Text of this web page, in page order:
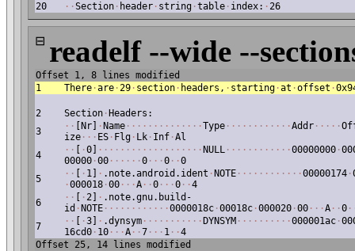
20
· ·Section · header · string ·table · index: ·26
⊟ readelf --wide --
Offset 1, 8 lines modified
1
There ·are ·29 · section · headers, · starting ·at ·offset ·
2 Section · Headers:
3
· · [Nr] · Name · · · · · · · · · · · · · ·Type · · · · · · · · · · · ·Addr · · · · ·
ize · · · ES · Flg · Lk · Inf ·Al
4
· · ·0] · · · · · · · · · · · · · · · · · · · NULL · · · · · · · · · · · ·00000000 ·
00000 ·00 · · · · · ·0 · · ·0 · ·0
5
· · · 1] · .note.android.ident · NOTE · · · · · · · · · · · ·00000174 ·
·000018 ·00 · · ·A · ·0 · · ·0 · ·4
6
· · ·2] · .note.gnu.build-
id · NOTE · · · · · · · · · · · ·0000018c ·00018c ·000020 ·00 · · ·A · ·0 ·
7
· · ·3] · .dynsym · · · · · · · · · · · DYNSYM · · · · · · · · · ·000001ac ·
16cd0 · 10 · · ·A · ·7 · · · 1 · ·4
Offset 25, 14 lines modified